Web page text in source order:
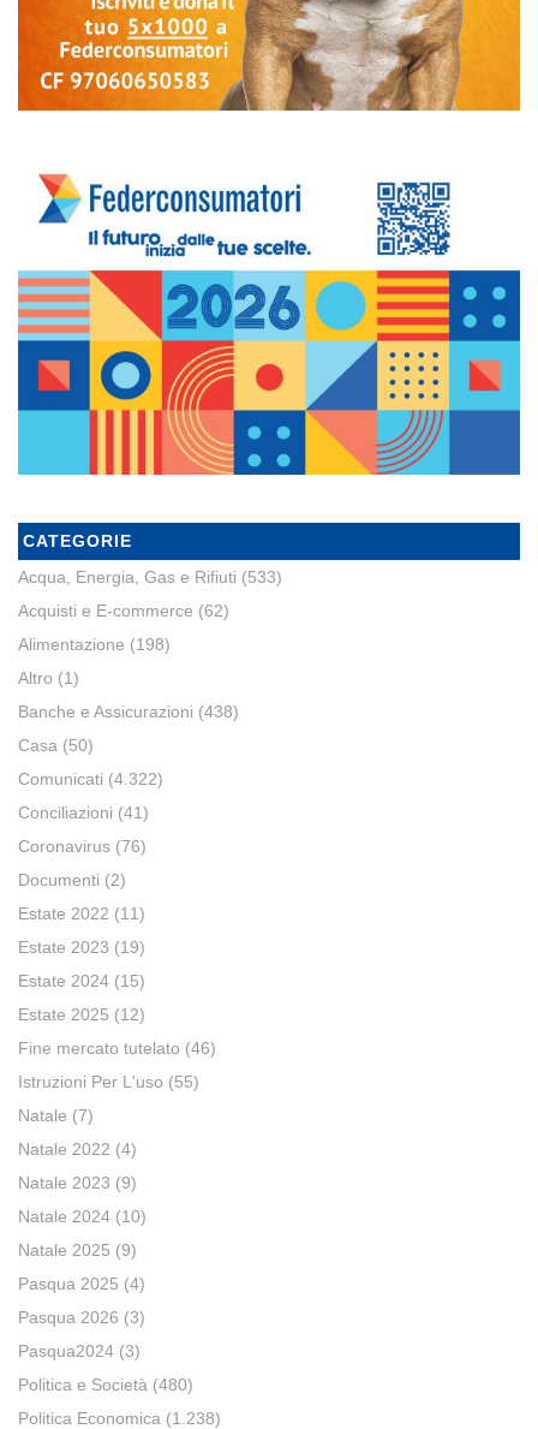
CATEGORIE
Acqua, Energia, Gas e Rifiuti (533)
Acquisti e E-commerce (62)
Alimentazione (198)
Altro (1)
Banche e Assicurazioni (438)
Casa (50)
Comunicati (4.322)
Conciliazioni (41)
Coronavirus (76)
Documenti (2)
Estate 2022 (11)
Estate 2023 (19)
Estate 2024 (15)
Estate 2025 (12)
Fine mercato tutelato (46)
Istruzioni Per L'uso (55)
Natale (7)
Natale 2022 (4)
Natale 2023 (9)
Natale 2024 (10)
Natale 2025 (9)
Pasqua 2025 (4)
Pasqua 2026 (3)
Pasqua2024 (3)
Politica e Società (480)
Politica Economica (1.238)